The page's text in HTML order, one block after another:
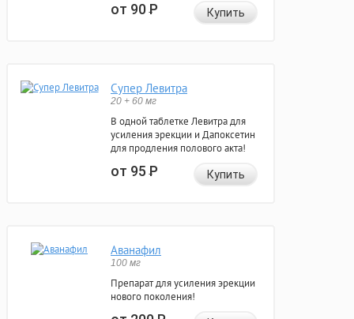
от 90Р Купить
Супер Левитра
20 + 60 мг
В одной таблетке Левитра для
усиления эрекции и Дапоксетин
для продления полового акта!
от 95Р Купить
Аванафил
100 мг
Препарат для усиления эрекции
нового поколения!